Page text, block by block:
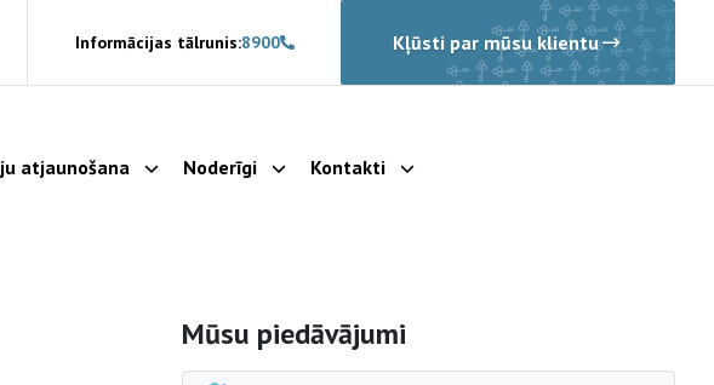
Informācijas tālrunis:8900 Kļūsti par mūsu klientu
atjaunošana Parādīt apakšizvēlni
Noderīgi Parādīt apakšizvēlni
Kontakti Parādīt apakšizvēlni
Sāna navigācija
Mūsu piedāvājumi